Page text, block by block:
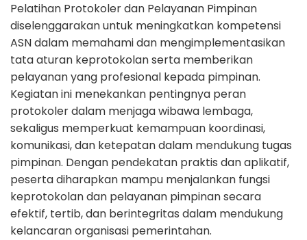
Pelatihan Protokoler dan Pelayanan Pimpinan
diselenggarakan untuk meningkatkan kompetensi
ASN dalam memahami dan mengimplementasikan
tata aturan keprotokolan serta memberikan
pelayanan yang profesional kepada pimpinan.
Kegiatan ini menekankan pentingnya peran
protokoler dalam menjaga wibawa lembaga,
sekaligus memperkuat kemampuan koordinasi,
komunikasi, dan ketepatan dalam mendukung tugas
pimpinan. Dengan pendekatan praktis dan aplikatif,
peserta diharapkan mampu menjalankan fungsi
keprotokolan dan pelayanan pimpinan secara
efektif, tertib, dan berintegritas dalam mendukung
kelancaran organisasi pemerintahan.